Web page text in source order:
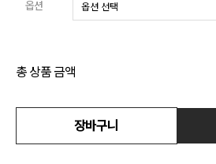
옵션
총 상품 금액
장바구니